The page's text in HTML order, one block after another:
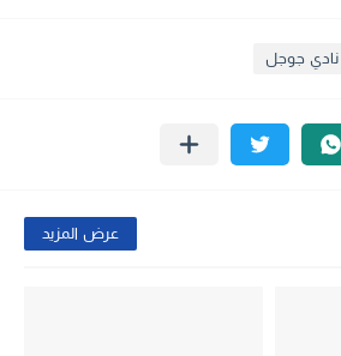
نادي جوجل
عرض المزيد